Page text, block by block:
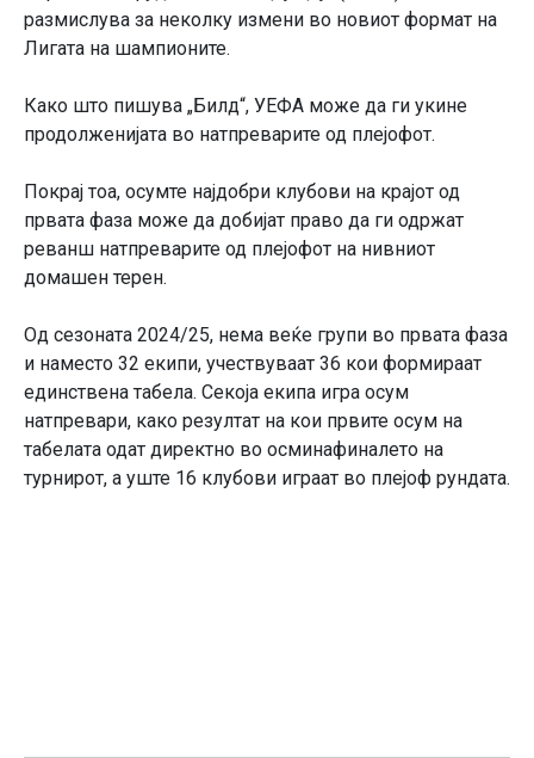
размислува за неколку измени во новиот формат на
Лигата на шампионите.
Како што пишува „Билд“, УЕФА може да ги укине
продолженијата во натпреварите од плејофот.
Покрај тоа, осумте најдобри клубови на крајот од
првата фаза може да добијат право да ги одржат
реванш натпреварите од плејофот на нивниот
домашен терен.
Од сезоната 2024/25, нема веќе групи во првата фаза
и наместо 32 екипи, учествуваат 36 кои формираат
единствена табела. Секоја екипа игра осум
натпревари, како резултат на кои првите осум на
табелата одат директно во осминафиналето на
турнирот, а уште 16 клубови играат во плејоф рундата.